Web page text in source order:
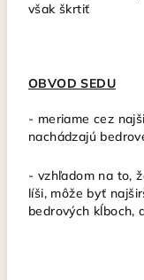
však škrtiť
OBVOD SEDU
- meriame cez
nachádzajú
- vzhľadom na to,
líši, môže byť
bedrových kĺboch,